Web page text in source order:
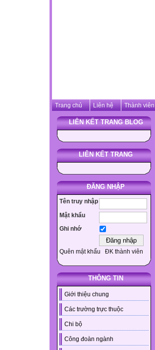
Trang chủ Liên hệ Thành viên
LIÊN KẾT TRANG BLOG
LIÊN KẾT TRANG
ĐĂNG NHẬP
Tên truy nhập
Mật khẩu
Ghi nhớ
Quên mật khẩu ĐK thành viên
THÔNG TIN
Giới thiệu chung
Các trường trực thuộc
Chi bộ
Công đoàn ngành